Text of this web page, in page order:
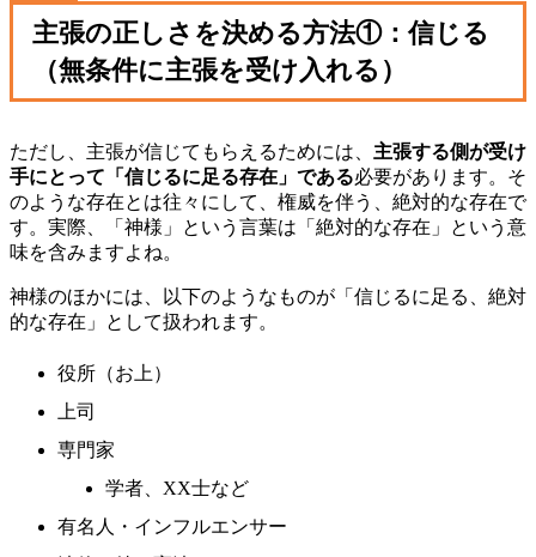
主張の正しさを決める方法①：信じる
（無条件に主張を受け入れる）
ただし、主張が信じてもらえるためには、 主張する側が受け
手にとって「信じるに足る存在」である必要があります。そ
のような存在とは往々にして、権威を伴う、絶対的な存在で
す。実際、「神様」という言葉は「絶対的な存在」という意
味を含みますよね。
神様のほかには、以下のようなものが「信じるに足る、絶対
的な存在」として扱われます。
役所（お上）
上司
専門家
学者、XX士など
有名人・インフルエンサー